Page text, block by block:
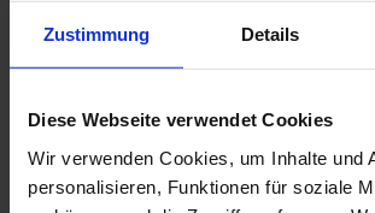
Zustimmung Details
Diese Webseite verwendet Cookies
Wir verwenden Cookies, um Inhalte und
personalisieren, Funktionen für soziale
Wer wird gefördert
Antragsberechtigt sind KMU mit